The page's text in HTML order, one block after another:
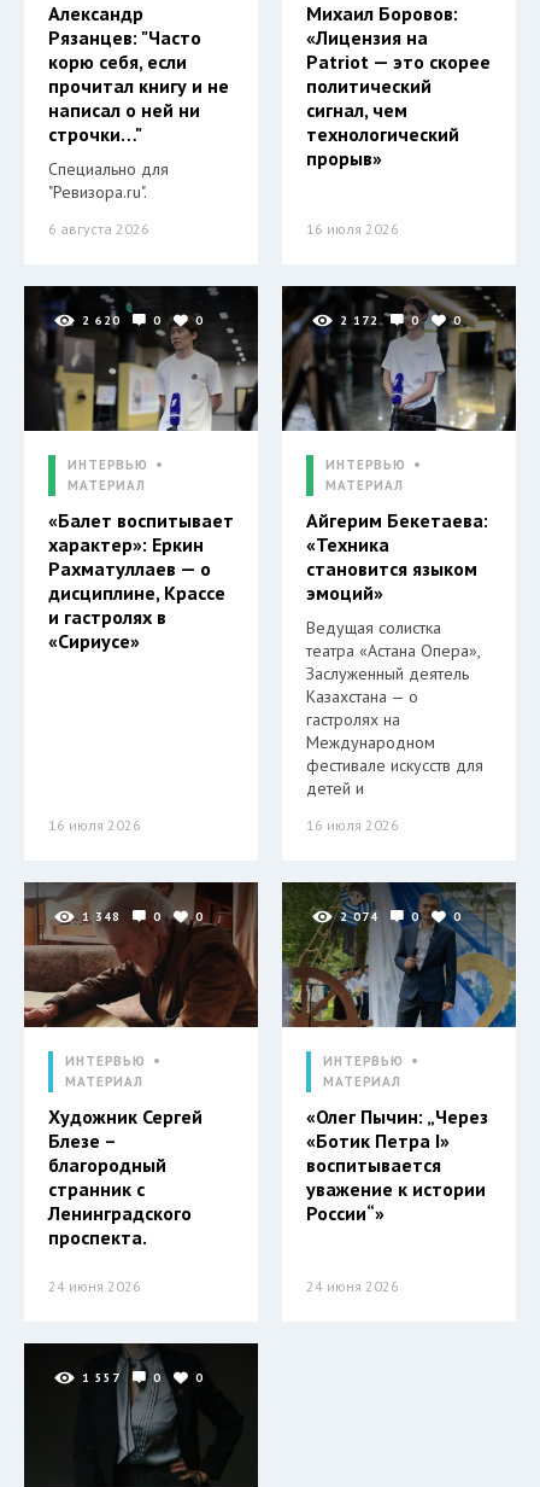
Александр
Рязанцев: "Часто
корю себя, если
прочитал книгу и не
написал о ней ни
строчки…"
Специально для
"Ревизора.ru".
6 августа 2026
Михаил Боровов:
«Лицензия на
Patriot — это скорее
политический
сигнал, чем
технологический
прорыв»
16 июля 2026
2 620 0 0
ИНТЕРВЬЮ
МАТЕРИАЛ
«Балет воспитывает
характер»: Еркин
Рахматуллаев — о
дисциплине, Крассе
и гастролях в
«Сириусе»
16 июля 2026
2 172 0 0
ИНТЕРВЬЮ
МАТЕРИАЛ
Айгерим Бекетаева:
«Техника
становится языком
эмоций»
Ведущая солистка
театра «Астана Опера»,
Заслуженный деятель
Казахстана — о
гастролях на
Международном
фестивале искусств для
детей и
16 июля 2026
1 348 0 0
ИНТЕРВЬЮ
МАТЕРИАЛ
Художник Сергей
Блезе –
благородный
странник с
Ленинградского
проспекта.
24 июня 2026
2 074 0 0
ИНТЕРВЬЮ
МАТЕРИАЛ
«Олег Пычин: „Через
«Ботик Петра I»
воспитывается
уважение к истории
России“»
24 июня 2026
1 557 0 0